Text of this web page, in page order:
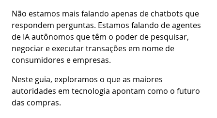
Não estamos mais falando apenas de chatbots que
respondem perguntas. Estamos falando de agentes
de IA autônomos que têm o poder de pesquisar,
negociar e executar transações em nome de
consumidores e empresas.
Neste guia, exploramos o que as maiores
autoridades em tecnologia apontam como o futuro
das compras.